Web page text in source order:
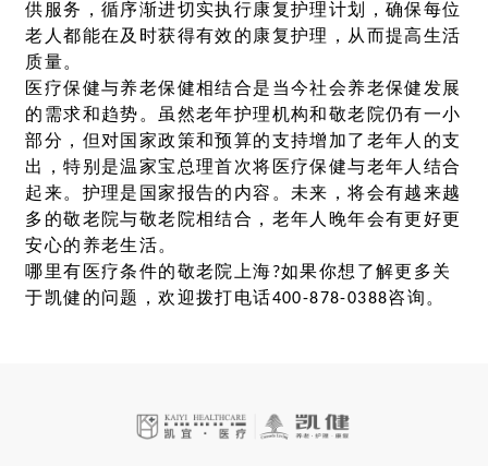
供服务，循序渐进切实执行康复护理计划，确保每位
老人都能在及时获得有效的康复护理，从而提高生活
质量。
医疗保健与养老保健相结合是当今社会养老保健发展
的需求和趋势。虽然老年护理机构和敬老院仍有一小
部分，但对国家政策和预算的支持增加了老年人的支
出，特别是温家宝总理首次将医疗保健与老年人结合
起来。护理是国家报告的内容。未来，将会有越来越
多的敬老院与敬老院相结合，老年人晚年会有更好更
安心的养老生活。
哪里有医疗条件的敬老院上海?如果你想了解更多关
于凯健的问题，欢迎拨打电话400-878-0388咨询。